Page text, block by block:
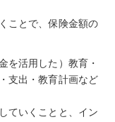
ことで、保険金額の
を活用した）教育・
支出・教育計画など
ていくことと、イン